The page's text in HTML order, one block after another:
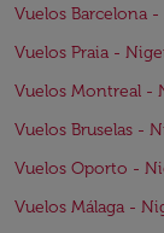
Vuelos Barcelona
Vuelos Praia -
Vuelos Montreal -
Vuelos Bruselas -
Vuelos Oporto -
Vuelos Málaga -